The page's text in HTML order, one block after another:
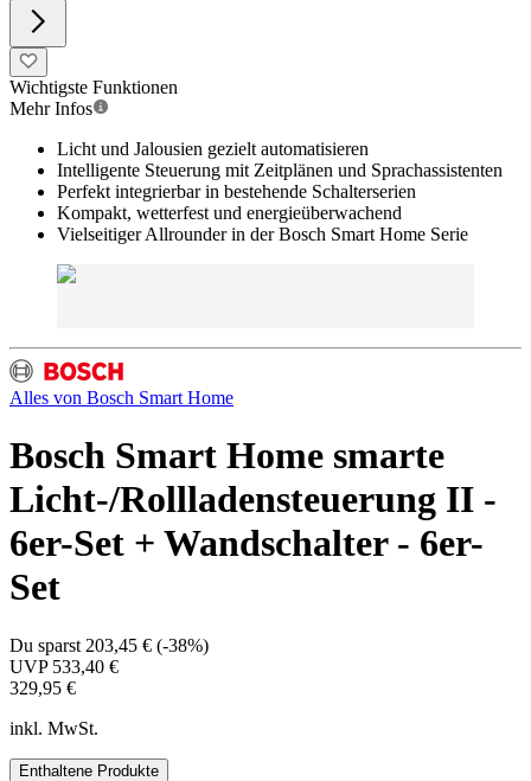
Wichtigste Funktionen
Mehr Infos
Licht und Jalousien gezielt automatisieren
Intelligente Steuerung mit Zeitplänen und Sprachassistenten
Perfekt integrierbar in bestehende Schalterserien
Kompakt, wetterfest und energieüberwachend
Vielseitiger Allrounder in der Bosch Smart Home Serie
Alles von Bosch Smart Home
Bosch Smart Home smarte
Licht-/Rollladensteuerung II -
6er-Set + Wandschalter - 6er-
Set
Du sparst 203,45 € (-38%)
UVP 533,40 €
329,95 €
inkl. MwSt.
Enthaltene Produkte